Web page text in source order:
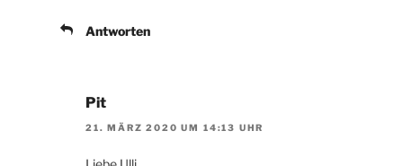
Antworten
Pit
21. MÄRZ 2020 UM 14:13 UHR